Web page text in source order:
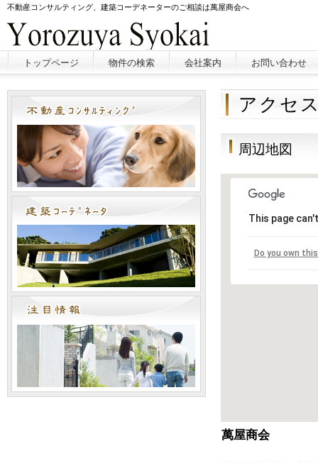
不動産コンサルティング、建築コーデネーターのご相談は萬屋商会へ
アクセ
周辺地図
This page
Do you own
萬屋商会
トップページ 物件の検索 会社案内 お問い合わせ